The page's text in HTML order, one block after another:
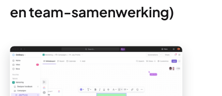
en team-samenwerking)